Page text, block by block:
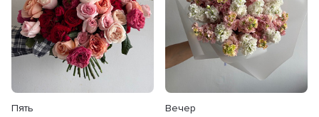
Пять
Вечер